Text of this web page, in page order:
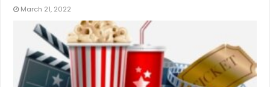
March 21, 2022